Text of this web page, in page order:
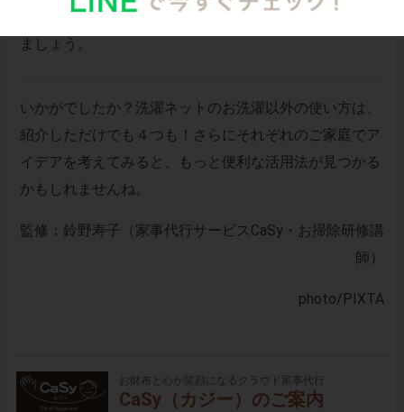
なっているものもあるので、ニーズに合わせて選んでみ
ましょう。
いかがでしたか？洗濯ネットのお洗濯以外の使い方は、
紹介しただけでも４つも！さらにそれぞれのご家庭でア
イデアを考えてみると、もっと便利な活用法が見つかる
かもしれませんね。
監修：鈴野寿子（家事代行サービスCaSy・お掃除研修講
師）
photo/PIXTA
お財布と心が笑顔になるクラウド家事代行
CaSy（カジー）のご案内